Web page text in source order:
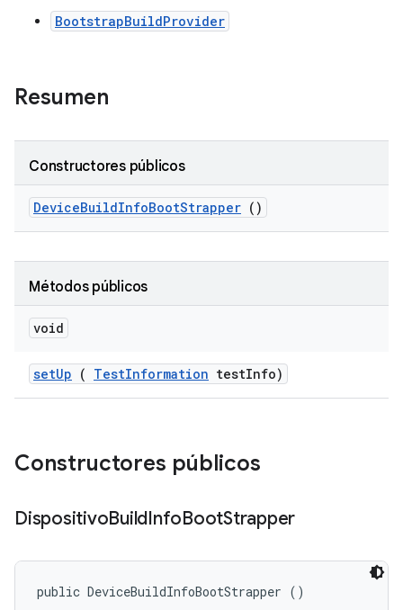
BootstrapBuildProvider
Resumen
Constructores públicos
DeviceBuildInfoBootStrapper ()
Métodos públicos
void
setUp ( TestInformation testInfo)
Constructores públicos
DispositivoBuildInfoBootStrapper
public DeviceBuildInfoBootStrapper ()